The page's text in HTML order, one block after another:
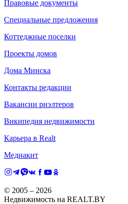
Правовые документы
Специальные предложения
Коттеджные поселки
Проекты домов
Дома Минска
Контакты редакции
Вакансии риэлтеров
Википедия недвижимости
Карьера в Realt
Медиакит
© 2005 – 2026
Недвижимость на REALT.BY